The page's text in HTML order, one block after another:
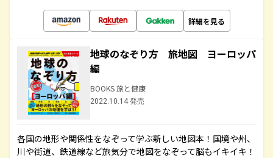
詳細を見る
地球のなぞり方 旅地図 ヨーロッパ
編
BOOKS 旅と健康
2022.10.14 発売
各国の地形や関係性をなぞって学ぶ新しい地図本！国境や州、
川や街道、鉄道線など旅気分で地図をなぞって脳もイキイキ！